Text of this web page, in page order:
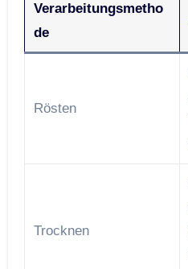
Verarbeitungsmetho
de
Rösten
Trocknen